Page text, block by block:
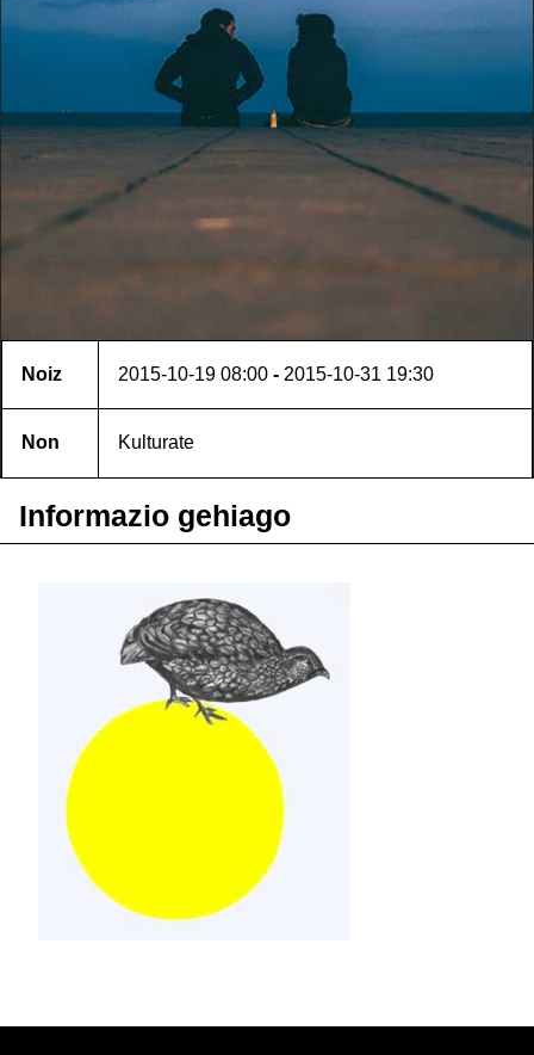
Noiz 2015-10-19 08:00 - 2015-10-31 19:30
Non Kulturate
Informazio gehiago